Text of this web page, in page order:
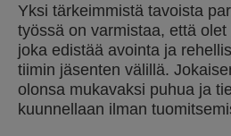
Yksi tärkeimmistä tavoista
työssä on varmistaa, että
joka edistää avointa ja
tiimin jäsenten välillä.
olonsa mukavaksi puhua ja
kuunnellaan ilman